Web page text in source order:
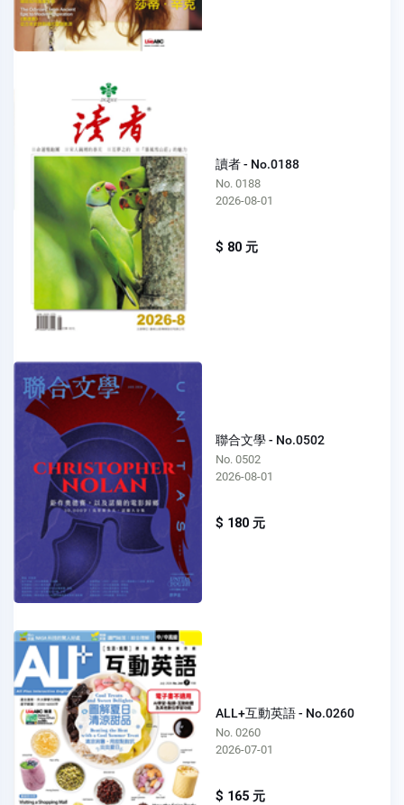
讀者 - No.0188
No. 0188
2026-08-01
$ 80 元
聯合文學 - No.0502
No. 0502
2026-08-01
$ 180 元
ALL+互動英語 - No.0260
No. 0260
2026-07-01
$ 165 元